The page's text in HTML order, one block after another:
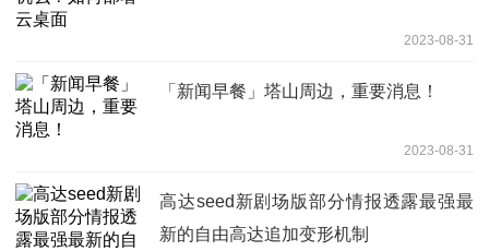
2023-08-31
「新闻早餐」塔山周边，重要消息！
2023-08-31
高达seed新剧场版部分情报透露最强最
新的自由高达追加变形机制